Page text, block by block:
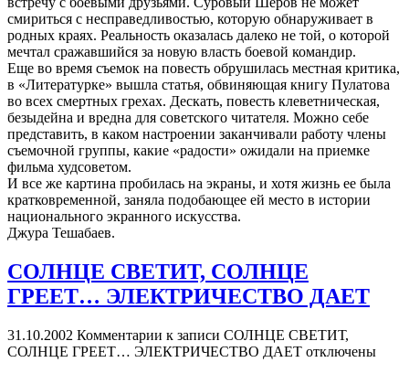
смириться с несправедливостью, которую обнаруживает в
родных краях. Реальность оказалась далеко не той, о которой
мечтал сражавшийся за новую власть боевой командир.
Еще во время съемок на повесть обрушилась местная критика,
в «Литературке» вышла статья, обвиняющая книгу Пулатова
во всех смертных грехах. Дескать, повесть клеветническая,
безыдейна и вредна для советского читателя. Можно себе
представить, в каком настроении заканчивали работу члены
съемочной группы, какие «радости» ожидали на приемке
фильма худсоветом.
И все же картина пробилась на экраны, и хотя жизнь ее была
кратковременной, заняла подобающее ей место в истории
национального экранного искусства.
Джура Тешабаев.
СОЛНЦЕ СВЕТИТ, СОЛНЦЕ
ГРЕЕТ… ЭЛЕКТРИЧЕСТВО ДАЕТ
31.10.2002 Комментарии к записи СОЛНЦЕ СВЕТИТ,
СОЛНЦЕ ГРЕЕТ… ЭЛЕКТРИЧЕСТВО ДАЕТ отключены